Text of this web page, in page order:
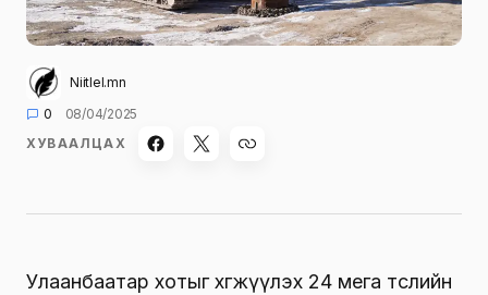
Niitlel.mn
0
08/04/2025
ХУВААЛЦАХ
Улаанбаатар хотыг хөгжүүлэх 24 мега төслийн